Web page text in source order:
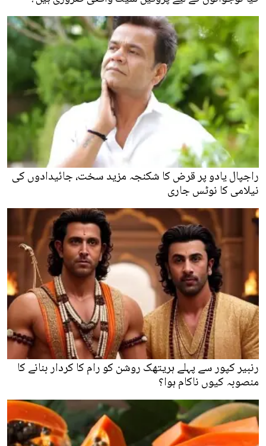
راجپال یادو پر قرض کا شکنجہ مزید سخت، جائیدادوں کی
نیلامی کا نوٹس جاری
رنبیر کپور سے پہلے ہریتھک روشن کو رام کا کردار بنانے کا
منصوبہ کیوں ناکام ہوا؟